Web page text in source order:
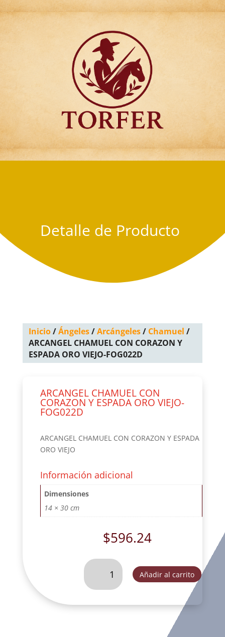
Articulos para
Regalo Torfer.
Detalle de Producto
Inicio/Ángeles/Arcángeles/ Chamuel /
ARCANGEL CHAMUEL CON CORAZON Y
ESPADA ORO VIEJO-FOG022D
ARCANGEL CHAMUEL CON
CORAZON Y ESPADA ORO VIEJO-
FOG022D
ARCANGEL CHAMUEL CON CORAZON Y ESPADA
ORO VIEJO
Información adicional
Dimensiones
14 × 30 cm
$596.24
ARCANGEL
CHAMUEL
CON
Y
Añadir al carrito